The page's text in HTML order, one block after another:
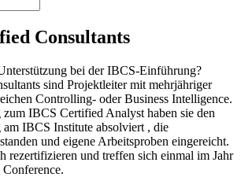
Consultants
bei der IBCS-Einführung?
sind Projektleiter mit mehrjähriger
Controlling- oder Business Intelligence.
IBCS Certified Analyst haben sie den
IBCS Institute absolviert , die
und eigene Arbeitsproben eingereicht.
rezertifizieren und treffen sich einmal im Jahr